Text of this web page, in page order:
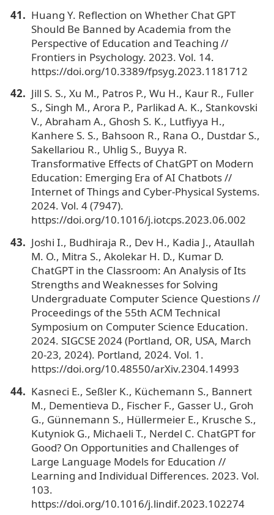
Huang Y. Reflection on Whether Chat GPT
Should Be Banned by Academia from the
Perspective of Education and Teaching //
Frontiers in Psychology. 2023. Vol. 14.
https://doi.org/10.3389/fpsyg.2023.1181712
Jill S. S., Xu M., Patros P., Wu H., Kaur R., Fuller
S., Singh M., Arora P., Parlikad A. K., Stankovski
V., Abraham A., Ghosh S. K., Lutfiyya H.,
Kanhere S. S., Bahsoon R., Rana O., Dustdar S.,
Sakellariou R., Uhlig S., Buyya R.
Transformative Effects of ChatGPT on Modern
Education: Emerging Era of AI Chatbots //
Internet of Things and Cyber-Physical Systems.
2024. Vol. 4 (7947).
https://doi.org/10.1016/j.iotcps.2023.06.002
Joshi I., Budhiraja R., Dev H., Kadia J., Ataullah
M. O., Mitra S., Akolekar H. D., Kumar D.
ChatGPT in the Classroom: An Analysis of Its
Strengths and Weaknesses for Solving
Undergraduate Computer Science Questions //
Proceedings of the 55th ACM Technical
Symposium on Computer Science Education.
2024. SIGCSE 2024 (Portland, OR, USA, March
20-23, 2024). Portland, 2024. Vol. 1.
https://doi.org/10.48550/arXiv.2304.14993
Kasneci E., Seßler K., Küchemann S., Bannert
M., Dementieva D., Fischer F., Gasser U., Groh
G., Günnemann S., Hüllermeier E., Krusche S.,
Kutyniok G., Michaeli T., Nerdel C. ChatGPT for
Good? On Opportunities and Challenges of
Large Language Models for Education //
Learning and Individual Differences. 2023. Vol.
103.
https://doi.org/10.1016/j.lindif.2023.102274